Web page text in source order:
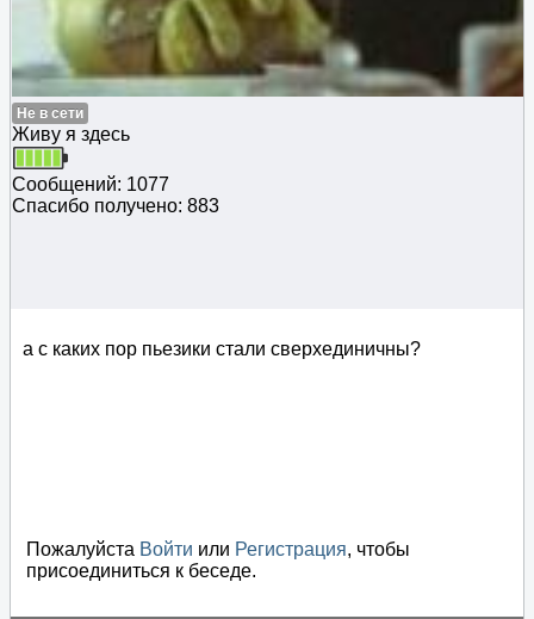
Не в сети
Живу я здесь
Сообщений: 1077
Спасибо получено: 883
а с каких пор пьезики стали сверхединичны?
Пожалуйста Войти или Регистрация, чтобы
присоединиться к беседе.